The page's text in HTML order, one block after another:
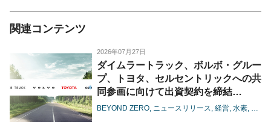
関連コンテンツ
2026年07月27日
ダイムラートラック、ボルボ・グルー
プ、トヨタ、セルセントリックへの共
同参画に向けて出資契約を締結
-燃料電池の大型商用領域における協
BEYOND ZERO ニュースリリース 経営 水素 電池